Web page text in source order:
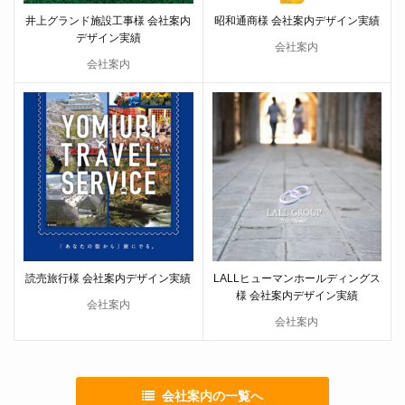
井上グランド施設工事様 会社案内
デザイン実績
会社案内
昭和通商様 会社案内デザイン実績
会社案内
読売旅行様 会社案内デザイン実績
会社案内
LALLヒューマンホールディングス
様 会社案内デザイン実績
会社案内
会社案内の一覧へ